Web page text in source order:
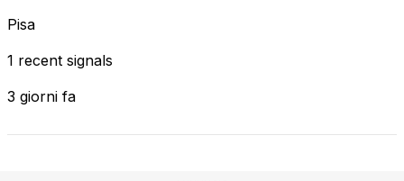
Pisa
1 recent signals
3 giorni fa